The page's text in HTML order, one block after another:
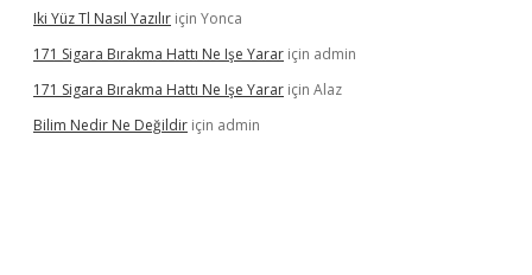
Iki Yüz Tl Nasıl Yazılır için Yonca
171 Sigara Bırakma Hattı Ne Işe Yarar için admin
171 Sigara Bırakma Hattı Ne Işe Yarar için Alaz
Bilim Nedir Ne Değildir için admin